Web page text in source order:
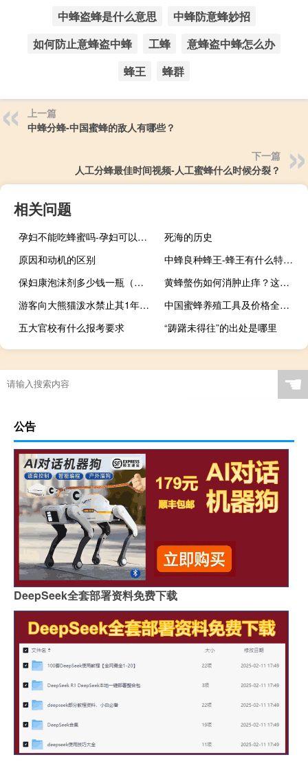
中蜂盗蜂是什么意思
中蜂防意蜂妙招
如何防止意蜂盗中蜂
工蜂
意蜂盗中蜂怎么办
蜂王
蜂群
上一篇
中蜂分蜂-中国蜜蜂的敌人有哪些？
下一篇
人工分蜂最佳时间视频-人工蜜蜂什么时候分裂？
相关问题
孕妇不能吃蜂蜜吗-孕妇可以喝桂圆蜂蜜吗？
死海的历史
原因和动机的区别
中蜂良种蜂王-蜂王有什么特点？
保妇康泡沫剂多少钱一瓶（保妇康泡沫剂使用方法）
黄蜂螫伤如何消肿止痒？这样的治疗不仅可以消肿，还可以止痒！
游客向大熊猫泼水禁止其1年内再次进入基地 看熊猫请注意4月23日起熊猫基地拟试行全网实名预约分时限流入园措施
中国蜜蜂养殖工具及价格全集。使用这些工具，中国蜜蜂养殖将事半功倍！
五大官校有什么报考要求
“踌躇未得往”的出处是哪里
☚
公告
DeepSeek全套部署资料免费下载